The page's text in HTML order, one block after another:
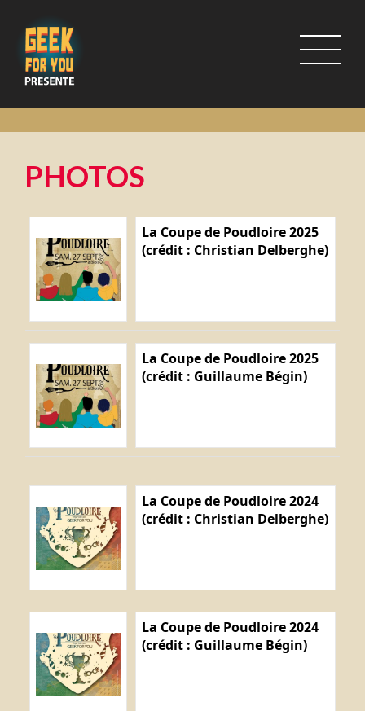
PHOTOS
La Coupe de Poudloire 2025
(crédit : Christian Delberghe)
La Coupe de Poudloire 2025
(crédit : Guillaume Bégin)
La Coupe de Poudloire 2024
(crédit : Christian Delberghe)
La Coupe de Poudloire 2024
(crédit : Guillaume Bégin)